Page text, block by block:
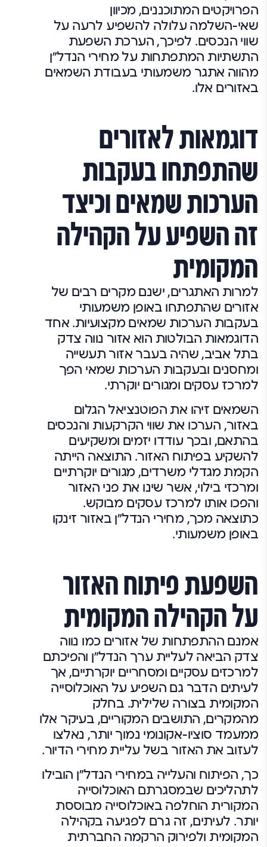
הפרויקטים המתוכננים, מכיוון
שאי-השלמה עלולה להשפיע לרעה על
שווי הנכסים. לפיכך, הערכת השפעת
התשתיות המתפתחות על מחירי הנדל"ן
מהווה אתגר משמעותי בעבודת השמאים
באזורים אלו.
דוגמאות לאזורים
שהתפתחו בעקבות
הערכות שמאים וכיצד
זה השפיע על הקהילה
המקומית
למרות האתגרים, ישנם מקרים רבים של
אזורים שהתפתחו באופן משמעותי
בעקבות הערכות שמאים מקצועיות. אחד
הדוגמאות הבולטות הוא אזור נווה צדק
בתל אביב, שהיה בעבר אזור תעשייה
ומחסנים ובעקבות הערכות שמאי הפך
למרכז עסקים ומגורים יוקרתי.
השמאים זיהו את הפוטנציאל הגלום
באזור, הערכו את שווי הקרקעות והנכסים
בהתאם, ובכך עודדו יזמים ומשקיעים
להשקיע בפיתוח האזור. התוצאה הייתה
הקמת מגדלי משרדים, מגורים יוקרתיים
ומרכזי בילוי, אשר שינו את פני האזור
והפכו אותו למרכז עסקים מבוקש.
כתוצאה מכך, מחירי הנדל"ן באזור זינקו
באופן משמעותי.
השפעת פיתוח האזור
על הקהילה המקומית
אמנם ההתפתחות של אזורים כמו נווה
צדק הביאה לעליית ערך הנדל"ן והפיכתם
למרכזים עסקיים ומסחריים יוקרתיים, אך
לעיתים הדבר גם השפיע על האוכלוסייה
המקומית בצורה שלילית. בחלק
מהמקרים, התושבים המקוריים, בעיקר אלו
ממעמד סוציו-אקונומי נמוך יותר, נאלצו
לעזוב את האזור בשל עליית מחירי הדיור.
כך, הפיתוח והעלייה במחירי הנדל"ן הובילו
לתהליכים שבמסגרתם האוכלוסייה
המקורית הוחלפה באוכלוסייה מבוססת
יותר. לעיתים, זה גרם לפגיעה בקהילה
המקומית ולפירוק הרקמה החברתית